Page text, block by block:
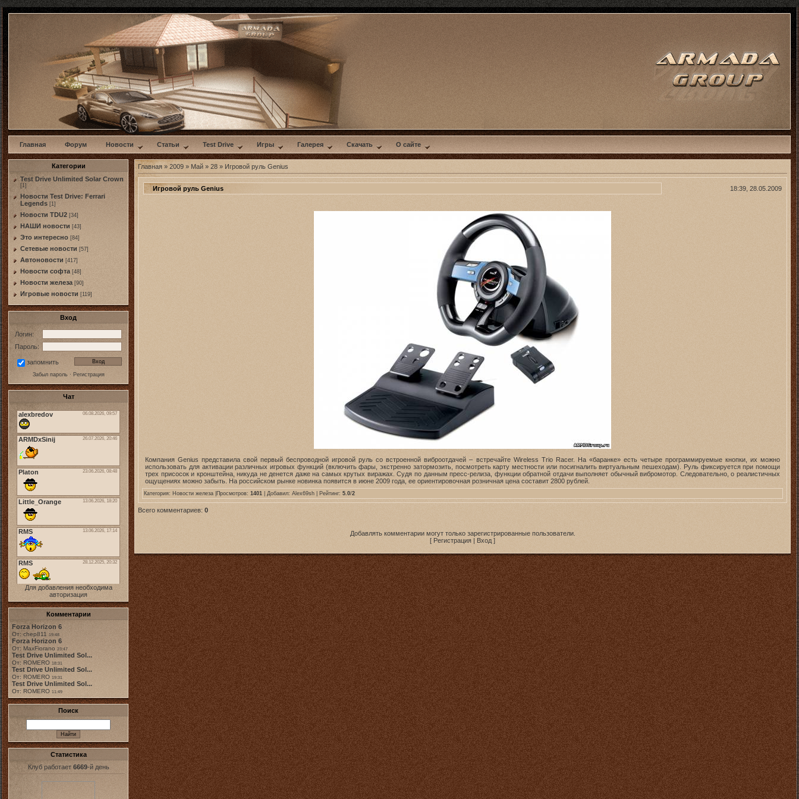
w
Главная Форум Новости Статьи Test Drive Игры Галерея Скачать О сайте
Категории
Test Drive Unlimited Solar Crown
[1]
Новости Test Drive: Ferrari
Legends [1]
Новости TDU2 [34]
НАШИ новости [43]
Это интересно [84]
Сетевые новости [57]
Автоновости [417]
Новости софта [48]
Новоcти железа [90]
Игровые новости [119]
Вход
Логин:
Пароль:
запомнить
Забыл пароль· Регистрация
Чат
Для добавления необходима
авторизация
Комментарии
Forza Horizon 6
От: chep811 19:48
Forza Horizon 6
От: MaxFiorano 23:47
Test Drive Unlimited Sol...
От: ROMERO 18:31
Test Drive Unlimited Sol...
От: ROMERO 19:31
Test Drive Unlimited Sol...
От: ROMERO 11:49
Поиск
Статистика
Клуб работает 6669-й день
Главная » 2009 » Май » 28 » Игровой руль Genius
Игровой руль Genius 18:39, 28.05.2009
Компания Genius представила свой первый беспроводной игровой руль со встроенной виброотдачей – встречайте Wireless Trio Racer. На «баранке» есть четыре программируемые кнопки, их можно
использовать для активации различных игровых функций (включить фары, экстренно затормозить, посмотреть карту местности или посигналить виртуальным пешеходам). Руль фиксируется при помощи
трех присосок и кронштейна, никуда не денется даже на самых крутых виражах. Судя по данным пресс-релиза, функции обратной отдачи выполняет обычный вибромотор. Следовательно, о реалистичных
ощущениях можно забыть. На российском рынке новинка появится в июне 2009 года, ее ориентировочная розничная цена составит 2800 рублей.
Категория: Новоcти железа |Просмотров: 1401 | Добавил: Alex69sh | Рейтинг: 5.0/2
Всего комментариев: 0
Добавлять комментарии могут только зарегистрированные пользователи.
[ Регистрация | Вход ]